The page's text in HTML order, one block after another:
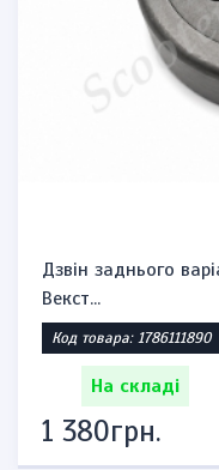
Дзвін заднього
Векст...
Код товара: 1786111890
На складі
1 380грн.